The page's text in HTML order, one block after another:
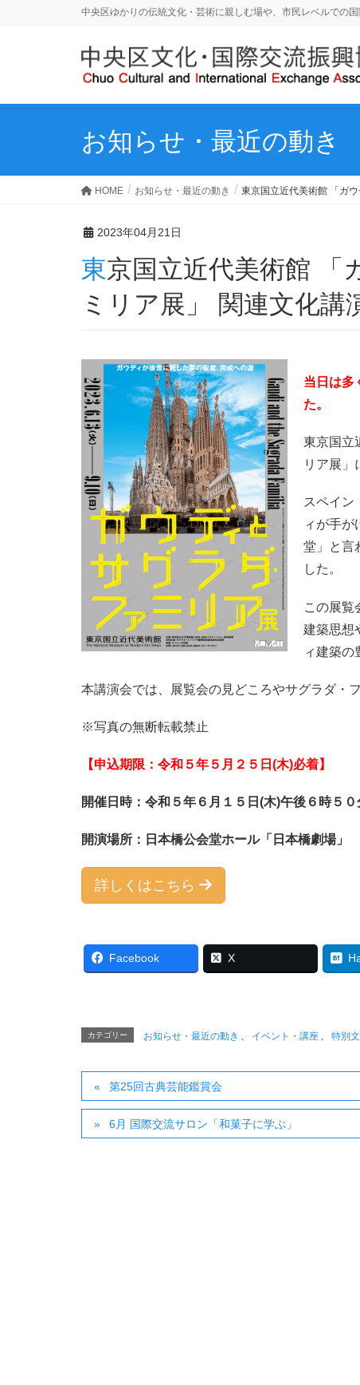
中央区ゆかりの伝統文化・芸術に親しむ場や、市民レベルでの国
お知らせ・最近の動き
HOME お知らせ・最近の動き 東京国立近代美術館 「ガ
2023年04月21日
東京国立近代美術館 「ガウディとサグラダ・ファ
ミリア展」 関連文化講
当日は多
た。
東京国立
リア展」
スペイン
ィが手が
堂」と言
した。
この展覧
建築思想
ィ建築の
本講演会では、展覧会の見どころやサグラダ・
※写真の無断転載禁止
【申込期限：令和５年５月２５日(木)必着】
開催日時：令和５年６月１５日(木)午後６時５０
開演場所：日本橋公会堂ホール「日本橋劇場」
詳しくはこちら
Facebook X
カテゴリー お知らせ・最近の動き イベント・講座 特別
第25回古典芸能鑑賞会
6月 国際交流サロン「和菓子に学ぶ」